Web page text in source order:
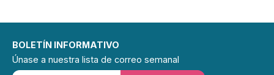
BOLETÍN INFORMATIVO
Únase a nuestra lista de correo semanal